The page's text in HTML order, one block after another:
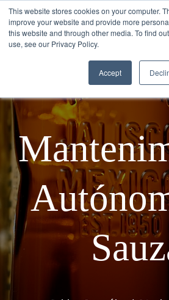
This website stores cookies on your computer.
improve your website and provide more
this website and through other media. To find
use, see our Privacy Policy.
Accept